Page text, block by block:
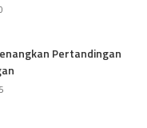
Pertandingan